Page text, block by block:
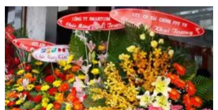
những món ăn ngon.